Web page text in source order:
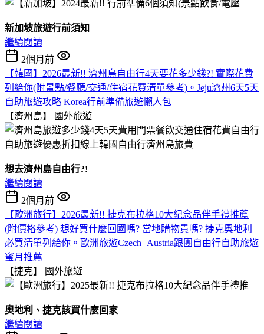
新加坡旅遊行前須知
繼續閱讀
2個月前
【韓國】2026最新!! 濟州島自由行4天要花多少錢?! 實際花費
列給你(附景點/餐廳/交通/住宿花費清單參考)。Jeju濟州6天5天
自助旅遊攻略 Korea行前準備旅遊懶人包
【濟州島】
國外旅遊
想去濟州島自由行?!
繼續閱讀
2個月前
【歐洲旅行】2026最新!! 捷克布拉格10大紀念品伴手禮推薦
(附價格參考) 想好買什麼回國嗎? 當地購物貴嗎? 捷克奧地利
必買清單列給你。歐洲旅遊Czech+Austria跟團自由行自助旅遊
蜜月推薦
【捷克】
國外旅遊
奧地利、捷克該買什麼回家
繼續閱讀